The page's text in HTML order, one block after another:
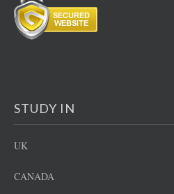
STUDY IN
UK
CANADA